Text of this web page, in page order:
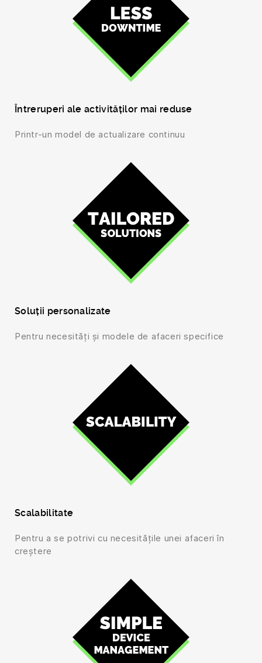
Întreruperi ale activităților mai reduse
Printr-un model de actualizare continuu
Soluții personalizate
Pentru necesități și modele de afaceri specifice
Scalabilitate
Pentru a se potrivi cu necesitățile unei afaceri în
creștere